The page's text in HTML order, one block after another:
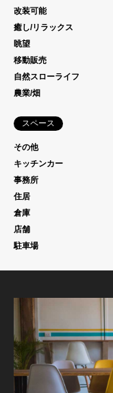
改装可能
癒し/リラックス
眺望
移動販売
自然スローライフ
農業/畑
スペース
その他
キッチンカー
事務所
住居
倉庫
店舗
駐車場